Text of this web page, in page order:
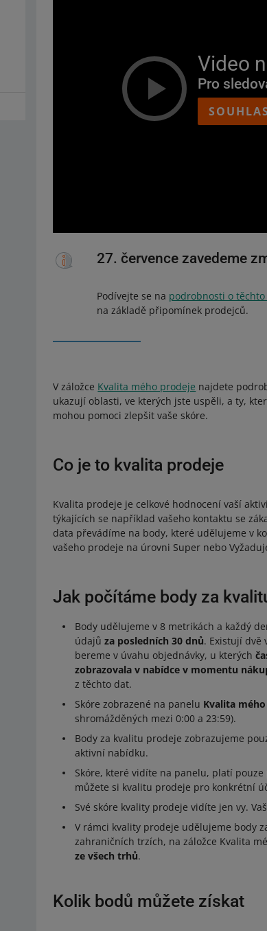
Video
Pro
27. července zavedeme
Podívejte se na podrobnosti o těchto
na základě připomínek prodejců.
V záložce Kvalita mého prodeje najdete
ukazují oblasti, ve kterých jste uspěli, a ty,
mohou pomoci zlepšit vaše skóre.
Co je to kvalita prodeje
Kvalita prodeje je celkové hodnocení vaší
týkajících se například vašeho kontaktu se
data převádíme na body, které udělujeme v
vašeho prodeje na úrovni Super nebo
Jak počítáme body za
Body udělujeme v 8 metrikách a každý
údajůza posledních 30 dnů. Existují dvě
bereme v úvahu objednávky, u kterých
zobrazovala v nabídce v momentu
z těchto dat.
Skóre zobrazené na panelu Kvalita
shromážděných mezi 0:00 a 23:59).
Body za kvalitu prodeje zobrazujeme
aktivní nabídku.
Skóre, které vidíte na panelu, platí
můžete si kvalitu prodeje pro konkrétní
Své skóre kvality prodeje vidíte jen vy.
V rámci kvality prodeje udělujeme body
zahraničních trzích, na záložce Kvalita
ze všech trhů.
Kolik bodů můžete získat